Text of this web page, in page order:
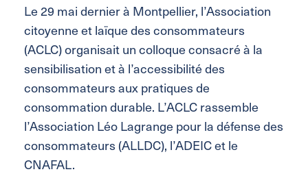
Le 29 mai dernier à Montpellier, l’Association
citoyenne et laïque des consommateurs
(ACLC) organisait un colloque consacré à la
sensibilisation et à l’accessibilité des
consommateurs aux pratiques de
consommation durable. L’ACLC rassemble
l’Association Léo Lagrange pour la défense des
consommateurs (ALLDC), l’ADEIC et le
CNAFAL.